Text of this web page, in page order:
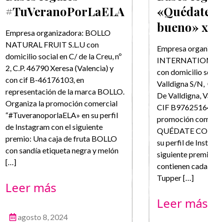
#TuVeranoPorLaELA
Empresa organizadora: BOLLO
NATURAL FRUIT S.L.U con
domicilio social en C/ de la Creu, nº
2, C.P. 46790 Xeresa (Valencia) y
con cif B-46176103, en
representación de la marca BOLLO.
Organiza la promoción comercial
“#TuveranoporlaELA» en su perfil
de Instagram con el siguiente
premio: Una caja de fruta BOLLO
con sandía etiqueta negra y melón
[…]
Leer más
agosto 8, 2024
bueno»
Empresa
con domicilio
Valldigna S/N,
De Valldigna,
CIF
promoción
QUÉDATE
su perfil de
siguiente
contienen cada
Tupper […]
Leer más